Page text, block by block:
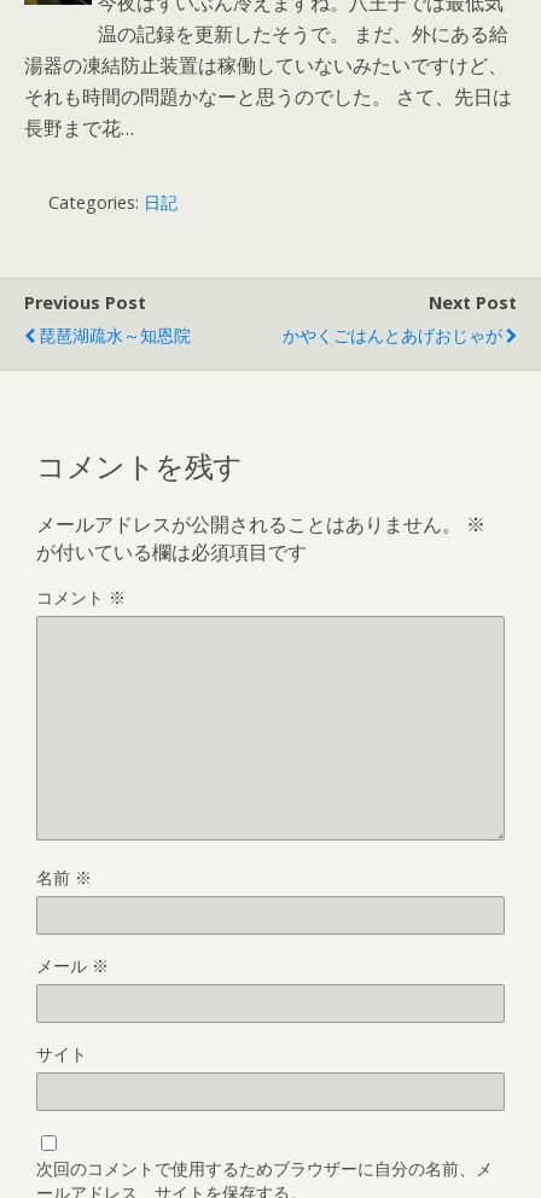
温の記録を更新したそうで。 まだ、外にある給
湯器の凍結防止装置は稼働していないみたいですけど、
それも時間の問題かなーと思うのでした。 さて、先日は
長野まで花…
Categories: 日記
Previous Post
琵琶湖疏水～知恩院
Next Post
かやくごはんとあげおじゃが
コメントを残す
メールアドレスが公開されることはありません。
※
が付いている欄は必須項目です
コメント ※
名前 ※
メール ※
サイト
次回のコメントで使用するためブラウザーに自分の名前、メ
ールアドレス、サイトを保存する。